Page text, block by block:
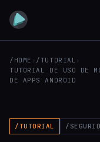
/HOME › /TUTORIAL ›
TUTORIAL DE USO DE
DE APPS ANDROID
/TUTORIAL /